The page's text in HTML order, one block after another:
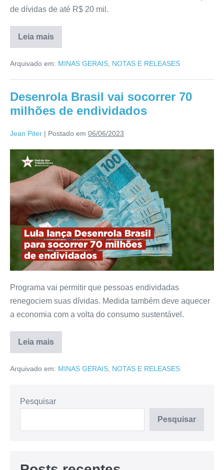
de dívidas de até R$ 20 mil.
Leia mais
Arquivado em: MINAS GERAIS, NOTAS E RELEASES
Desenrola Brasil vai socorrer 70
milhões de endividados
Jean Piter | Postado em 06/06/2023
Programa vai permitir que pessoas endividadas
renegociem suas dívidas. Medida também deve aquecer
a economia com a volta do consumo sustentável.
Leia mais
Arquivado em: MINAS GERAIS NOTAS E RELEASES
Pesquisar
Pesquisar